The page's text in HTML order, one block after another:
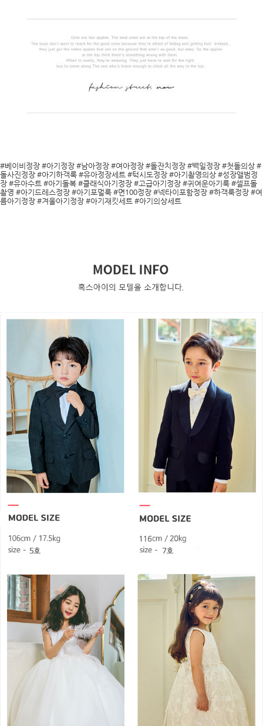
#베이비정장 #아기정장 #남아정장 #여아정장 #돌잔치정장 #백일정장 #첫돌의상 #
돌사진정장 #아기하객룩 #유아정장세트 #턱시도정장 #아기촬영의상 #성장앨범정
장 #유아수트 #아기돌복 #클래식아기정장 #고급아기정장 #귀여운아기룩 #셀프돌
촬영 #아기드레스정장 #아기포멀룩 #면100정장 #넥타이포함정장 #하객룩정장 #여
름아기정장 #겨울아기정장 #아기재킷세트 #아기의상세트